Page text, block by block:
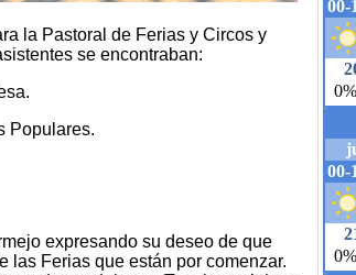
la Pastoral de Ferias y Circos y
se encontraban:
Populares.
expresando su deseo de que
las Ferias que están por comenzar.